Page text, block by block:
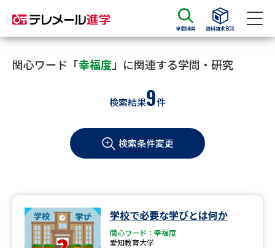
学問検索 資料請求BOX
資料請求 資料検索
大学・短大の資料種類から請求
学部・学科パンフ
過去問題集
大学・短大以外の資料から請求
関心ワード「幸福度」に関連する学問・研究
検索結果9件
検索条件変更
学校で必要な学びとは何か
関心ワード：幸福度
愛知教育大学